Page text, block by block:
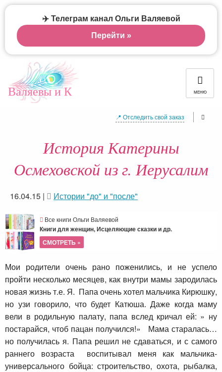
Валяевы и К МЕНЮ
📍 Отследить свой заказ
История Катерины
Осмеховской из г. Иерусалим
16.04.15 | Истории "до" и "после"
Все книги Ольги Валяевой
Книги для женщин, Исцеляющие сказки и др.
СМОТРЕТЬ »
Мои родители очень рано поженились, и не успело
пройти несколько месяцев, как внутри мамы зародилась
новая жизнь т.е. Я. Папа очень хотел мальчика Кирюшку,
но узи говорило, что будет Катюша. Даже когда маму
вели в родильную палату, папа вслед кричал ей: » ну
постарайся, чтоб пацан получился!» Мама старалась…
но получилась я. Папа решил не сдаваться, и с самого
раннего возраста воспитывал меня как мальчика-
универсального бойца: строительство, охота, рыбалка,
✈️ Телеграм канал Ольги Валяевой
Перейти »